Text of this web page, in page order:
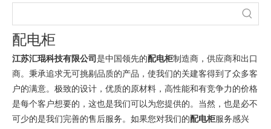
配电柜
江苏汇琨科技有限公司是中国领先的配电柜制造商，供应商和出口
商。秉承追求无可挑剔品质的产品，使我们的关建客得到了众多客
户的满意。极致的设计，优质的原材料，高性能和有竞争力的价格
是每个客户想要的，这也是我们可以为您提供的。当然，也是必不
可少的是我们完善的售后服务。如果您对我们的配电柜服务感兴